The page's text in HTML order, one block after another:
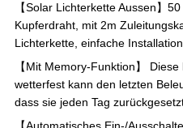
【Solar Lichterkette Aussen】
Kupferdraht, mit 2m
Lichterkette, einfache
【Mit Memory-Funktion】
wetterfest kann den letzten
dass sie jeden Tag